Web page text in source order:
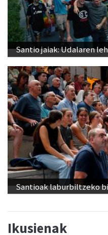
Santio jaiak: Udalaren
Santioak laburbiltzeko
Ikusienak